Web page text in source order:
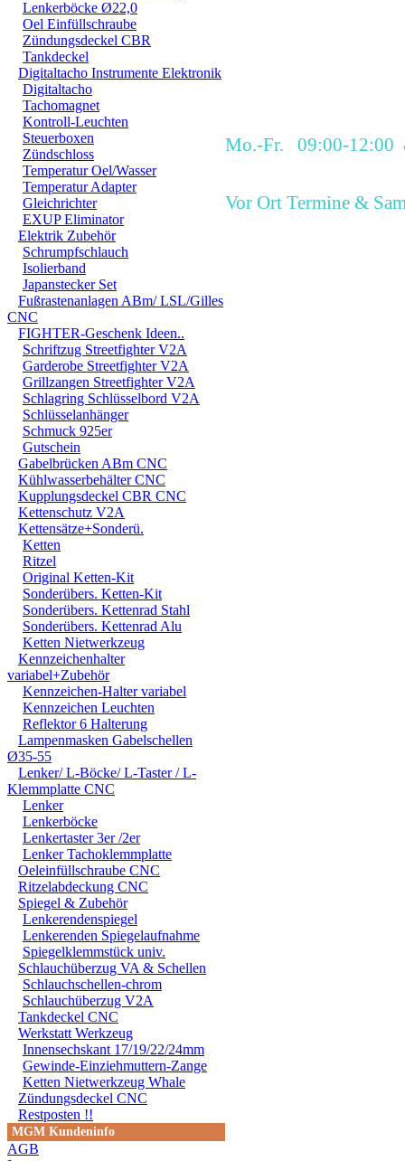
Lenkerböcke Ø22,0
Oel Einfüllschraube
Zündungsdeckel CBR
Tankdeckel
Digitaltacho Instrumente Elektronik
Digitaltacho
Tachomagnet
Kontroll-Leuchten
Steuerboxen
Zündschloss
Temperatur Oel/Wasser
Temperatur Adapter
Gleichrichter
EXUP Eliminator
Elektrik Zubehör
Schrumpfschlauch
Isolierband
Japanstecker Set
Fußrastenanlagen ABm/ LSL/Gilles
CNC
FIGHTER-Geschenk Ideen..
Schriftzug Streetfighter V2A
Garderobe Streetfighter V2A
Grillzangen Streetfighter V2A
Schlagring Schlüsselbord V2A
Schlüsselanhänger
Schmuck 925er
Gutschein
Gabelbrücken ABm CNC
Kühlwasserbehälter CNC
Kupplungsdeckel CBR CNC
Kettenschutz V2A
Kettensätze+Sonderü.
Ketten
Ritzel
Original Ketten-Kit
Sonderübers. Ketten-Kit
Sonderübers. Kettenrad Stahl
Sonderübers. Kettenrad Alu
Ketten Nietwerkzeug
Kennzeichenhalter
variabel+Zubehör
Kennzeichen-Halter variabel
Kennzeichen Leuchten
Reflektor 6 Halterung
Lampenmasken Gabelschellen
Ø35-55
Lenker/ L-Böcke/ L-Taster / L-
Klemmplatte CNC
Lenker
Lenkerböcke
Lenkertaster 3er /2er
Lenker Tachoklemmplatte
Oeleinfüllschraube CNC
Ritzelabdeckung CNC
Spiegel & Zubehör
Lenkerendenspiegel
Lenkerenden Spiegelaufnahme
Spiegelklemmstück univ.
Schlauchüberzug VA & Schellen
Schlauchschellen-chrom
Schlauchüberzug V2A
Tankdeckel CNC
Werkstatt Werkzeug
Innensechskant 17/19/22/24mm
Gewinde-Einziehmuttern-Zange
Ketten Nietwerkzeug Whale
Zündungsdeckel CNC
Restposten !!
MGM Kundeninfo
AGB
Mo.-Fr. 09:00-
Vor Ort Termine &